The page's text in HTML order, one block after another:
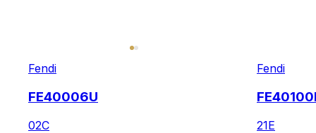
Fendi
FE40006U
02C
Fendi
21E